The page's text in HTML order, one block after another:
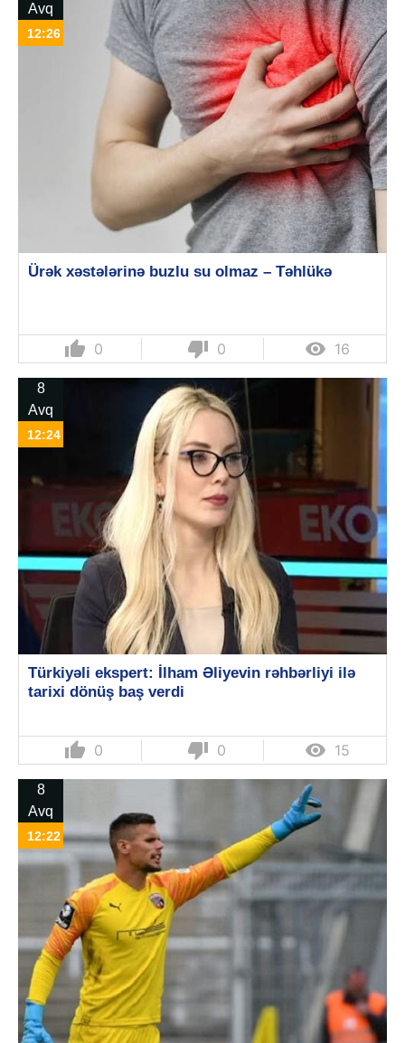
Avq
12:26
Ürək xəstələrinə buzlu su olmaz – Təhlükə
thumb_up 0 thumb_down 0  16
8
Avq
12:24
Türkiyəli ekspert: İlham Əliyevin rəhbərliyi ilə
tarixi dönüş baş verdi
thumb_up 0 thumb_down 0  15
8
Avq
12:22